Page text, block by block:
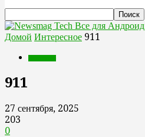
Все для Андроид
Домой Интересное 911
911
27 сентября, 2025
203
0